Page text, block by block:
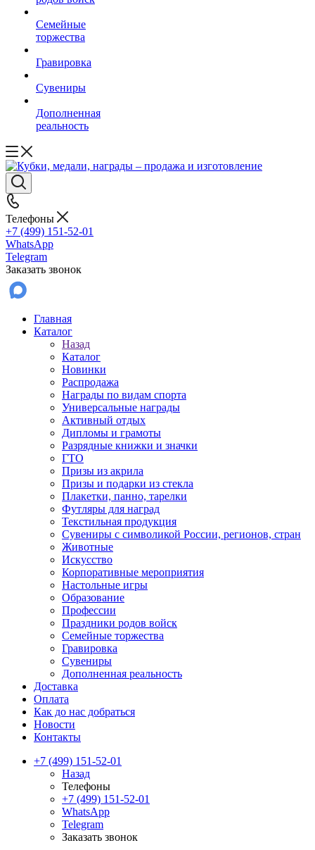
Семейные
торжества
Гравировка
Сувениры
Дополненная
реальность
Телефоны
+7 (499) 151-52-01
WhatsApp
Telegram
Заказать звонок
Главная
Каталог
Назад
Каталог
Новинки
Распродажа
Награды по видам спорта
Универсальные награды
Активный отдых
Дипломы и грамоты
Разрядные книжки и значки
ГТО
Призы из акрила
Призы и подарки из стекла
Плакетки, панно, тарелки
Футляры для наград
Текстильная продукция
Сувениры с символикой России, регионов, стран
Животные
Искусство
Корпоративные мероприятия
Настольные игры
Образование
Профессии
Праздники родов войск
Семейные торжества
Гравировка
Сувениры
Дополненная реальность
Доставка
Оплата
Как до нас добраться
Новости
Контакты
+7 (499) 151-52-01
Назад
Телефоны
+7 (499) 151-52-01
WhatsApp
Telegram
Заказать звонок